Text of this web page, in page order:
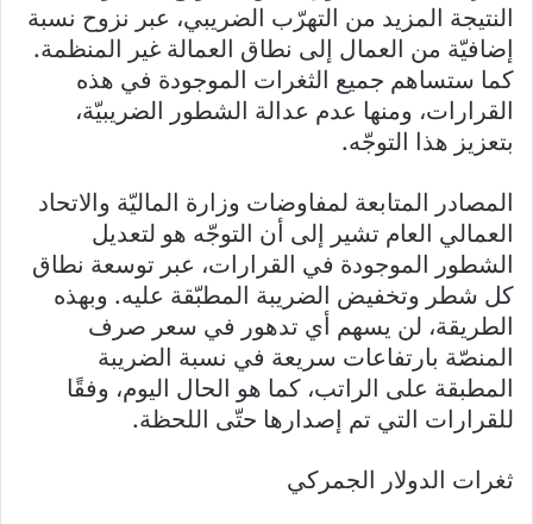
النتيجة المزيد من التهرّب الضريبي، عبر نزوح نسبة
إضافيّة من العمال إلى نطاق العمالة غير المنظمة.
كما ستساهم جميع الثغرات الموجودة في هذه
القرارات، ومنها عدم عدالة الشطور الضريبيّة،
بتعزيز هذا التوجّه.
المصادر المتابعة لمفاوضات وزارة الماليّة والاتحاد
العمالي العام تشير إلى أن التوجّه هو لتعديل
الشطور الموجودة في القرارات، عبر توسعة نطاق
كل شطر وتخفيض الضريبة المطبّقة عليه. وبهذه
الطريقة، لن يسهم أي تدهور في سعر صرف
المنصّة بارتفاعات سريعة في نسبة الضريبة
المطبقة على الراتب، كما هو الحال اليوم، وفقًا
للقرارات التي تم إصدارها حتّى اللحظة.
ثغرات الدولار الجمركي